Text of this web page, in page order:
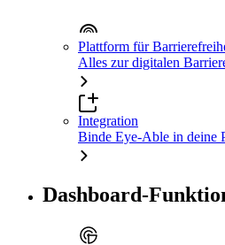
Plattform für
Alles zur digitalen
Integration
Binde Eye-Able in deine
Dashboard-